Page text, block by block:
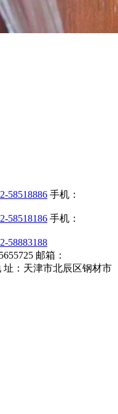
58518886 手机：
58518186 手机：
58883188
邮箱：
址：天津市北辰区钢材市